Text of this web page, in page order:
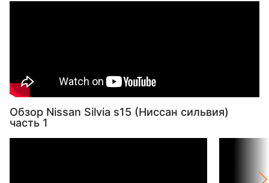
Обзор Nissan Silvia s15 (Ниссан сильвия)
часть 1